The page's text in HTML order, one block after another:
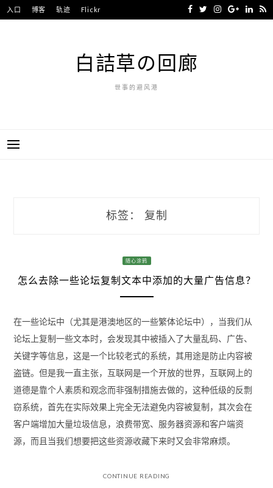
Skip
to
入口 博客 轨迹 Flickr
白詰草の回廊
世事的避风港
标签： 复制
随心涂鸦
怎么去除一些论坛复制文本中添加的大量广告信息？
在一些论坛中（尤其是港澳地区的一些繁体论坛中），当我们从
论坛上复制一些文本时，会发现其中被插入了大量乱码、广告、
关键字等信息，这是一个比较老式的系统，其用途是防止内容被
盗链。但是我一直主张，互联网是一个开放的世界，互联网上的
道德是靠个人素质和观念而非强制措施去做的，这种低级的反剽
窃系统，首先在实际效果上完全无法避免内容被复制，其次会在
客户端增加大量垃圾信息，浪费带宽、服务器资源和客户端资
源，而且当我们想要把这些资源收藏下来时又会非常麻烦。
CONTINUE READING